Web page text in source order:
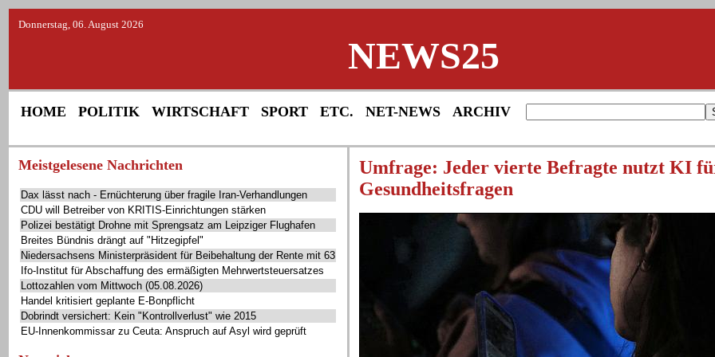
Donnerstag, 06. August 2026
NEWS25
HOME POLITIK WIRTSCHAFT SPORT ETC. NET-NEWS ARCHIV
Meistgelesene Nachrichten
Dax lässt nach - Ernüchterung über fragile Iran-Verhandlungen
CDU will Betreiber von KRITIS-Einrichtungen stärken
Polizei bestätigt Drohne mit Sprengsatz am Leipziger Flughafen
Breites Bündnis drängt auf "Hitzegipfel"
Niedersachsens Ministerpräsident für Beibehaltung der Rente mit 63
Ifo-Institut für Abschaffung des ermäßigten Mehrwertsteuersatzes
Lottozahlen vom Mittwoch (05.08.2026)
Handel kritisiert geplante E-Bonpflicht
Dobrindt versichert: Kein "Kontrollverlust" wie 2015
EU-Innenkommissar zu Ceuta: Anspruch auf Asyl wird geprüft
Umfrage: Jeder vierte Befragte nutzt KI
Gesundheitsfragen